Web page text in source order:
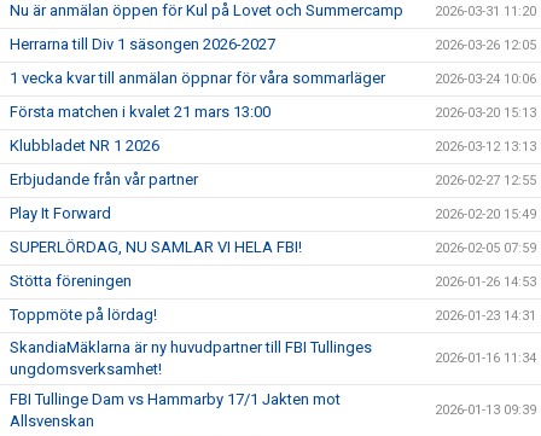
Nu är anmälan öppen för Kul på Lovet och Summercamp 2026-03-31 11:20
Herrarna till Div 1 säsongen 2026-2027 2026-03-26 12:05
1 vecka kvar till anmälan öppnar för våra sommarläger 2026-03-24 10:06
Första matchen i kvalet 21 mars 13:00 2026-03-20 15:13
Klubbladet NR 1 2026 2026-03-12 13:13
Erbjudande från vår partner 2026-02-27 12:55
Play It Forward 2026-02-20 15:49
SUPERLÖRDAG, NU SAMLAR VI HELA FBI! 2026-02-05 07:59
Stötta föreningen 2026-01-26 14:53
Toppmöte på lördag! 2026-01-23 14:31
SkandiaMäklarna är ny huvudpartner till FBI Tullinges
ungdomsverksamhet!
2026-01-16 11:34
FBI Tullinge Dam vs Hammarby 17/1 Jakten mot
Allsvenskan
2026-01-13 09:39